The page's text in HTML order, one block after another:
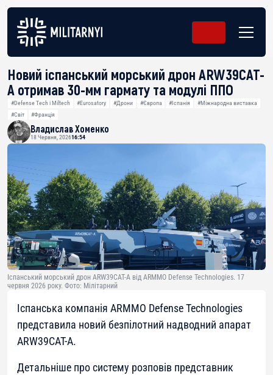
Новий іспанський морський дрон ARW39CAT-
A отримав 30-мм гармату та модулі ППО
#Defense Tech і Miltech #Eurosatory #Дрони #Європа #Іспанія
#Міжнародна виставка
#Світ
#Франція
Владислав Хоменко
18 Червня, 202616:54
Іспанський морський дрон ARW39CAT-A від ARMMO Defense Technologies. 17
червня 2026 року. Фото: Мілітарний
Іспанська компанія ARMMO Defense Technologies
представила новий безпілотний надводний апарат
ARW39CAT-A.
Детальніше про систему розповів представник